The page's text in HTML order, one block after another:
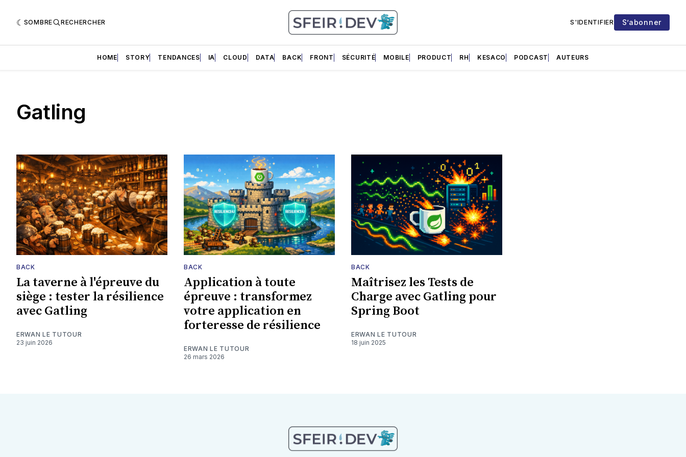
SOMBRE RECHERCHER S'IDENTIFIER S’abonner
HOME STORY TENDANCES IA CLOUD DATA BACK FRONT SÉCURITÉ MOBILE PRODUCT RH KESACO PODCAST AUTEURS
Gatling
BACK
La taverne à l'épreuve du
siège : tester la résilience
avec Gatling
ERWAN LE TUTOUR
23 juin 2026
BACK
Application à toute
épreuve : transformez
votre application en
forteresse de résilience
ERWAN LE TUTOUR
26 mars 2026
BACK
Maîtrisez les Tests de
Charge avec Gatling pour
Spring Boot
ERWAN LE TUTOUR
18 juin 2025